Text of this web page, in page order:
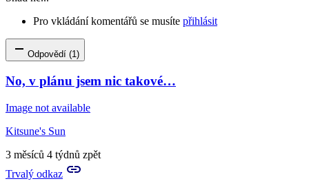
Pro vkládání komentářů se musíte přihlásit
Odpovědí (1)
No, v plánu jsem nic takové…
Image not available
Kitsune's Sun
3 měsíců 4 týdnů zpět
Trvalý odkaz